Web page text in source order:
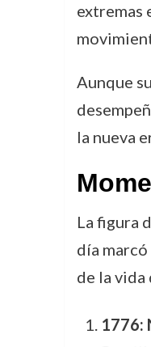
extremas
Aunque
la nueva
La figura
día
de la vida
1776: